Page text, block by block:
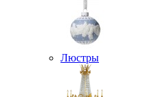
Люстры